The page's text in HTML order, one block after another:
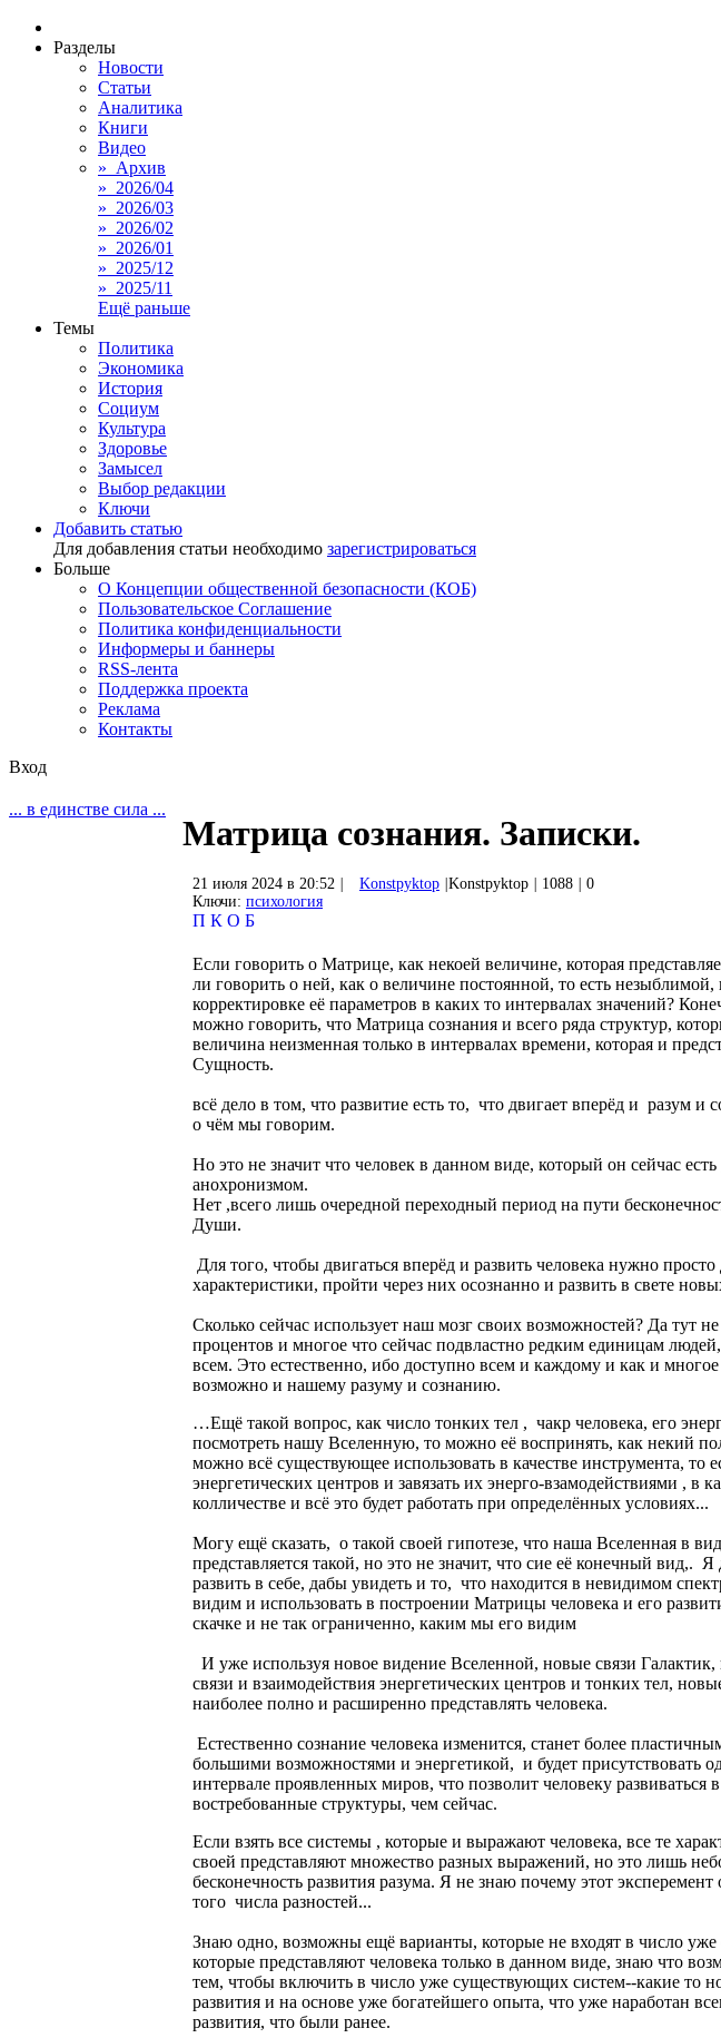
Разделы
Новости
Статьи
Аналитика
Книги
Видео
» Архив
» 2026/04
» 2026/03
» 2026/02
» 2026/01
» 2025/12
» 2025/11
Ещё раньше
Темы
Политика
Экономика
История
Социум
Культура
Здоровье
Замысел
Выбор редакции
Ключи
Добавить статью
Для добавления статьи необходимо зарегистрироваться
Больше
О Концепции общественной безопасности (КОБ)
Пользовательское Соглашение
Политика конфиденциальности
Информеры и баннеры
RSS-лента
Поддержка проекта
Реклама
Контакты
Вход
... в единстве сила ...
Матрица сознания. Записки.
21 июля 2024 в 20:52 Konstpyktop Konstpyktop 1088
0
Ключи: психология
П К О Б
Если говорить о Матрице, как некоей величине, которая
ли говорить о ней, как о величине постоянной, то есть
корректировке её параметров в каких то интервалах значений?
можно говорить, что Матрица сознания и всего ряда структур,
величина неизменная только в интервалах времени, которая и
Сущность.
всё дело в том, что развитие есть то, что двигает вперёд и разум и
о чём мы говорим.
Но это не значит что человек в данном виде, который он сейчас
анохронизмом.
Нет ,всего лишь очередной переходный период на пути
Души.
Для того, чтобы двигаться вперёд и развить человека нужно
характеристики, пройти через них осознанно и развить в свете
Сколько сейчас использует наш мозг своих возможностей? Да тут
процентов и многое что сейчас подвластно редким единицам
всем. Это естественно, ибо доступно всем и каждому и как и
возможно и нашему разуму и сознанию.
…Ещё такой вопрос, как число тонких тел , чакр человека, его
посмотреть нашу Вселенную, то можно её воспринять, как некий
можно всё существующее использовать в качестве инструмента, то
энергетических центров и завязать их энерго-взамодействиями , в
колличестве и всё это будет работать при определённых условиях...
Могу ещё сказать, о такой своей гипотезе, что наша Вселенная в
представляется такой, но это не значит, что сие её конечный вид,.
развить в себе, дабы увидеть и то, что находится в невидимом
видим и использовать в построении Матрицы человека и его
скачке и не так ограниченно, каким мы его видим
И уже используя новое видение Вселенной, новые связи
связи и взаимодействия энергетических центров и тонких тел,
наиболее полно и расширенно представлять человека.
Естественно сознание человека изменится, станет более
большими возможностями и энергетикой, и будет присутствовать
интервале проявленных миров, что позволит человеку развиваться
востребованные структуры, чем сейчас.
Если взять все системы , которые и выражают человека, все те
своей представляют множество разных выражений, но это лишь
бесконечность развития разума. Я не знаю почему этот
того числа разностей...
Знаю одно, возможны ещё варианты, которые не входят в число уже
которые представляют человека только в данном виде, знаю что
тем, чтобы включить в число уже существующих систем--какие то
развития и на основе уже богатейшего опыта, что уже наработан
развития, что были ранее.